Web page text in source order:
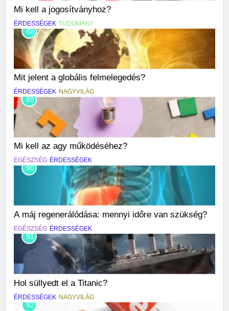
Mi kell a jogosítványhoz?
ÉRDESSÉGEK TUDOMÁNY
88
Mit jelent a globális felmelegedés?
ÉRDESSÉGEK NAGYVILÁG
89
Mi kell az agy működéséhez?
EGÉSZSÉG ÉRDESSÉGEK
90
A máj regenerálódása: mennyi időre van szükség?
EGÉSZSÉG ÉRDESSÉGEK
91
Hol süllyedt el a Titanic?
ÉRDESSÉGEK NAGYVILÁG
92